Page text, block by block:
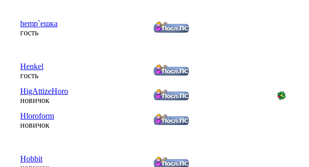
hemp`ешка
гость
Henkel
гость
HigAttizeHoro
новичок
Hloroform
новичок
Hobbit